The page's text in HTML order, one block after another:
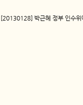
[20130128] 박근혜 정부 인수위